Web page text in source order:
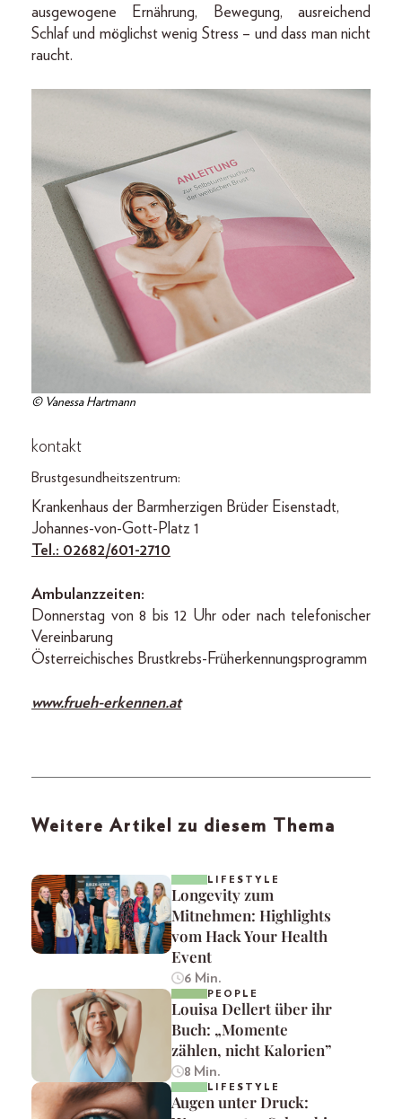
ausgewogene Ernährung, Bewegung, ausreichend
Schlaf und möglichst wenig Stress – und dass man nicht
raucht.
© Vanessa Hartmann
kontakt
Brustgesundheitszentrum:
Krankenhaus der Barmherzigen Brüder Eisenstadt,
Johannes-von-Gott-Platz 1
Tel.: 02682/601-2710
Ambulanzzeiten:
Donnerstag von 8 bis 12 Uhr oder nach telefonischer
Vereinbarung
Österreichisches Brustkrebs-Früherkennungsprogramm
www.frueh-erkennen.at
Weitere Artikel zu diesem Thema
LIFESTYLE
Longevity zum
Mitnehmen: Highlights
vom Hack Your Health
Event
6 Min.
PEOPLE
Louisa Dellert über ihr
Buch: „Momente
zählen, nicht Kalorien”
8 Min.
LIFESTYLE
Augen unter Druck: